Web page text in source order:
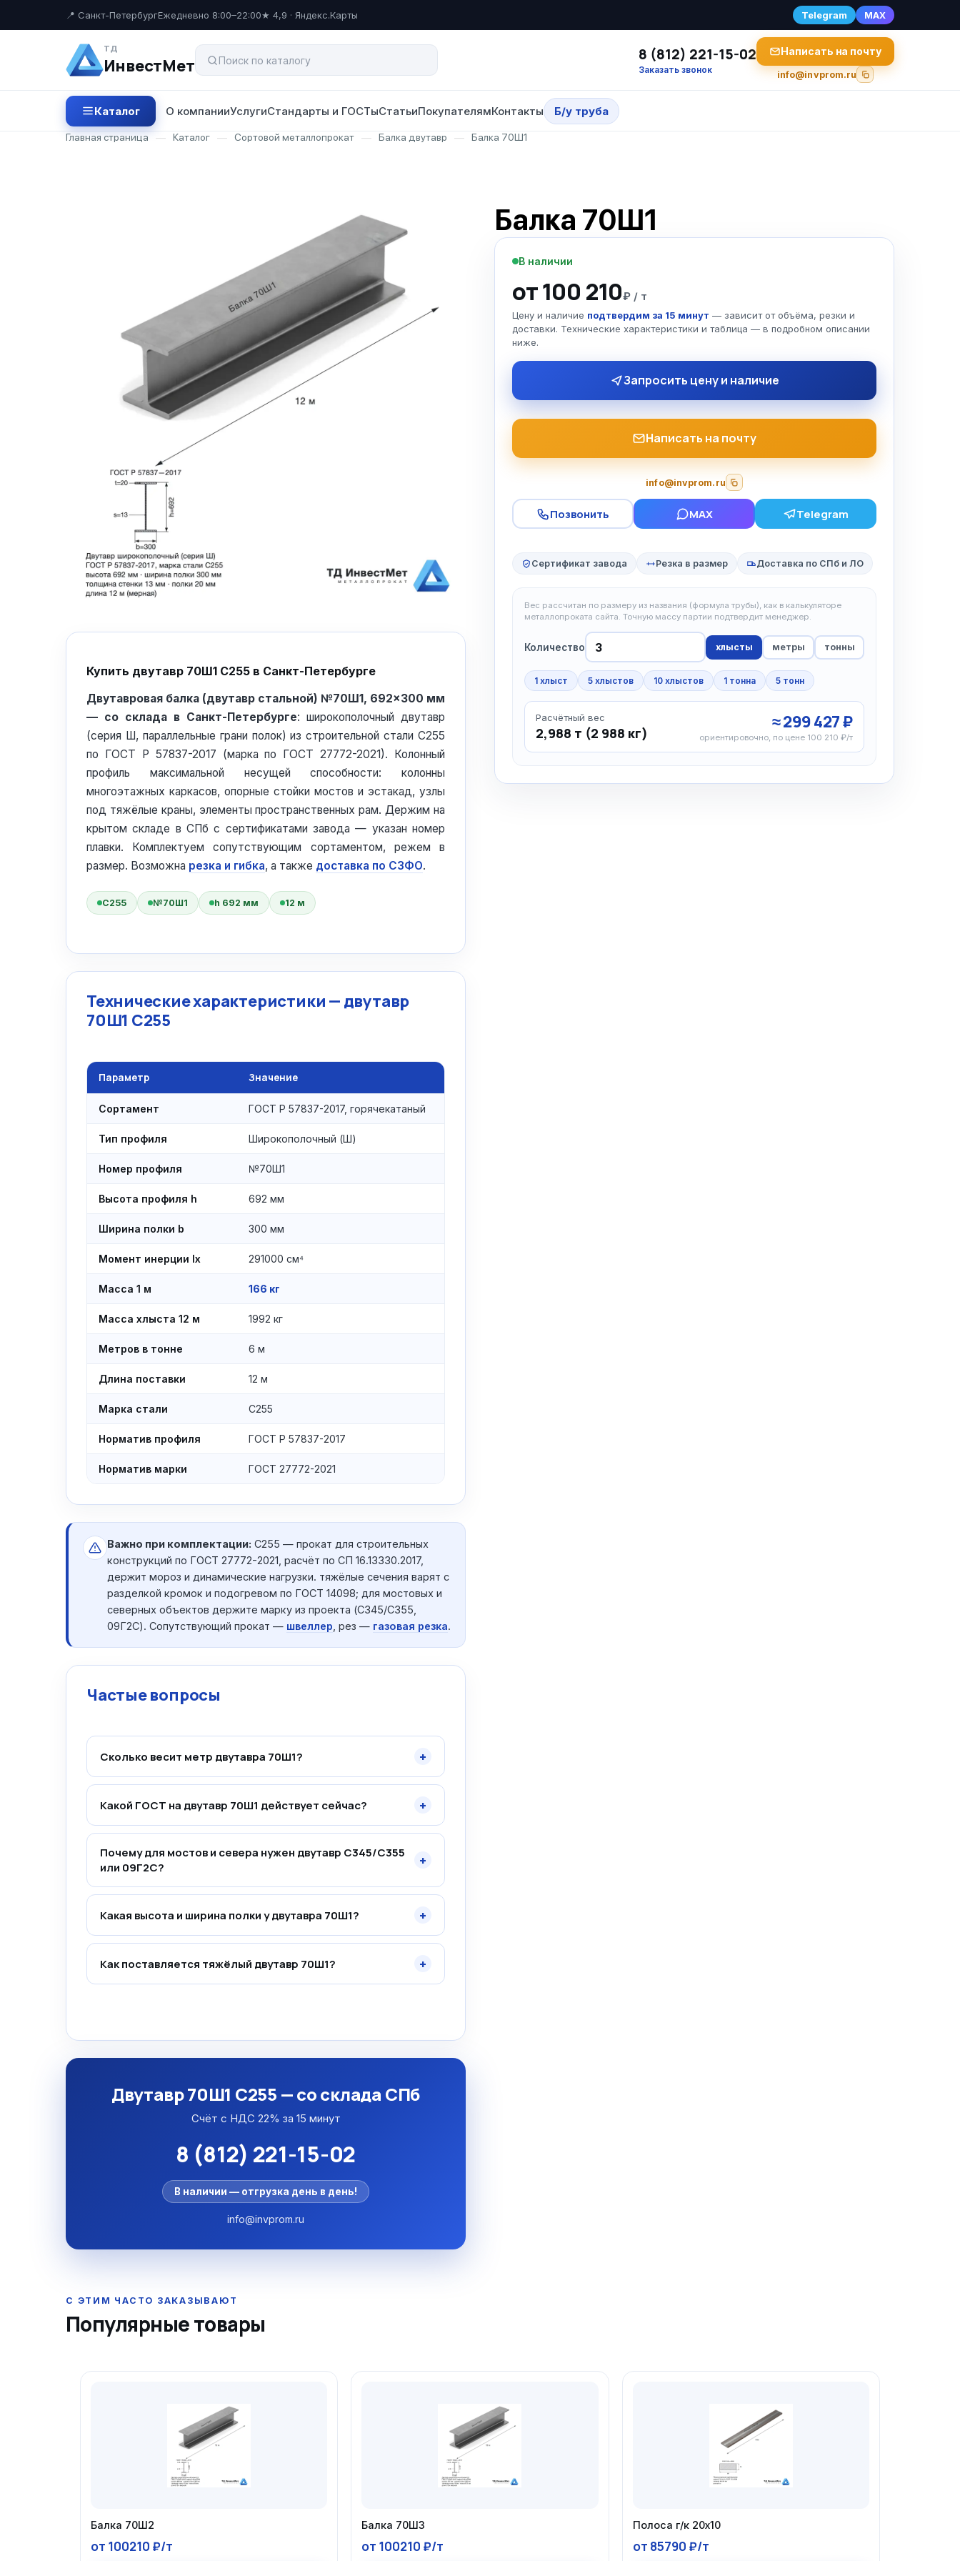
📍 Санкт-ПетербургЕжедневно 8:00–22:00★ 4,9 · Яндекс.Карты Telegram MAX
ТД
ИнвестМет
8 (812) 221-15-02
Заказать звонок
Написать на почту
info@invprom.ru
Каталог О компанииУслугиСтандарты и ГОСТыСтатьиПокупателямКонтакты Б/у труба
Главная страница — Каталог — Сортовой металлопрокат — Балка двутавр — Балка 70Ш1
Балка 70Ш1
В наличии
от 100 210₽ / т
Цену и наличие подтвердим за 15 минут — зависит от объёма, резки и
доставки. Технические характеристики и таблица — в подробном описании
ниже.
Запросить цену и наличие
Написать на почту
info@invprom.ru
Позвонить MAX Telegram
Сертификат завода Резка в размер Доставка по СПб и ЛО
Вес рассчитан по размеру из названия (формула трубы), как в калькуляторе
металлопроката сайта. Точную массу партии подтвердит менеджер.
Количество хлысты метры тонны
1 хлыст 5 хлыстов 10 хлыстов 1 тонна 5 тонн
Расчётный вес
2,988 т (2 988 кг)
≈ 299 427 ₽
ориентировочно, по цене 100 210 ₽/т
Купить двутавр 70Ш1 С255 в Санкт-Петербурге
Двутавровая балка (двутавр стальной) №70Ш1, 692×300 мм
— со склада в Санкт-Петербурге: широкополочный двутавр
(серия Ш, параллельные грани полок) из строительной стали С255
по ГОСТ Р 57837-2017 (марка по ГОСТ 27772-2021). Колонный
профиль максимальной несущей способности: колонны
многоэтажных каркасов, опорные стойки мостов и эстакад, узлы
под тяжёлые краны, элементы пространственных рам. Держим на
крытом складе в СПб с сертификатами завода — указан номер
плавки. Комплектуем сопутствующим сортаментом, режем в
размер. Возможна резка и гибка, а также доставка по СЗФО.
С255 №70Ш1 h 692 мм 12 м
Технические характеристики — двутавр
70Ш1 С255
Параметр Значение
Сортамент ГОСТ Р 57837-2017, горячекатаный
Тип профиля Широкополочный (Ш)
Номер профиля №70Ш1
Высота профиля h 692 мм
Ширина полки b 300 мм
Момент инерции Ix 291000 см⁴
Масса 1 м 166 кг
Масса хлыста 12 м 1992 кг
Метров в тонне 6 м
Длина поставки 12 м
Марка стали С255
Норматив профиля ГОСТ Р 57837-2017
Норматив марки ГОСТ 27772-2021
Важно при комплектации: С255 — прокат для строительных
конструкций по ГОСТ 27772-2021, расчёт по СП 16.13330.2017,
держит мороз и динамические нагрузки. тяжёлые сечения варят с
разделкой кромок и подогревом по ГОСТ 14098; для мостовых и
северных объектов держите марку из проекта (С345/С355,
09Г2С). Сопутствующий прокат — швеллер , рез — газовая резка.
Частые вопросы
Сколько весит метр двутавра 70Ш1? +
Какой ГОСТ на двутавр 70Ш1 действует сейчас? +
Почему для мостов и севера нужен двутавр С345/С355
или 09Г2С?
+
Какая высота и ширина полки у двутавра 70Ш1? +
Как поставляется тяжёлый двутавр 70Ш1? +
Двутавр 70Ш1 С255 — со склада СПб
Счёт с НДС 22% за 15 минут
8 (812) 221-15-02
В наличии — отгрузка день в день!
info@invprom.ru
Популярные товары
Балка 70Ш2
от 100210 ₽/т
Балка 70Ш3
от 100210 ₽/т
Полоса г/к 20х10
от 85790 ₽/т